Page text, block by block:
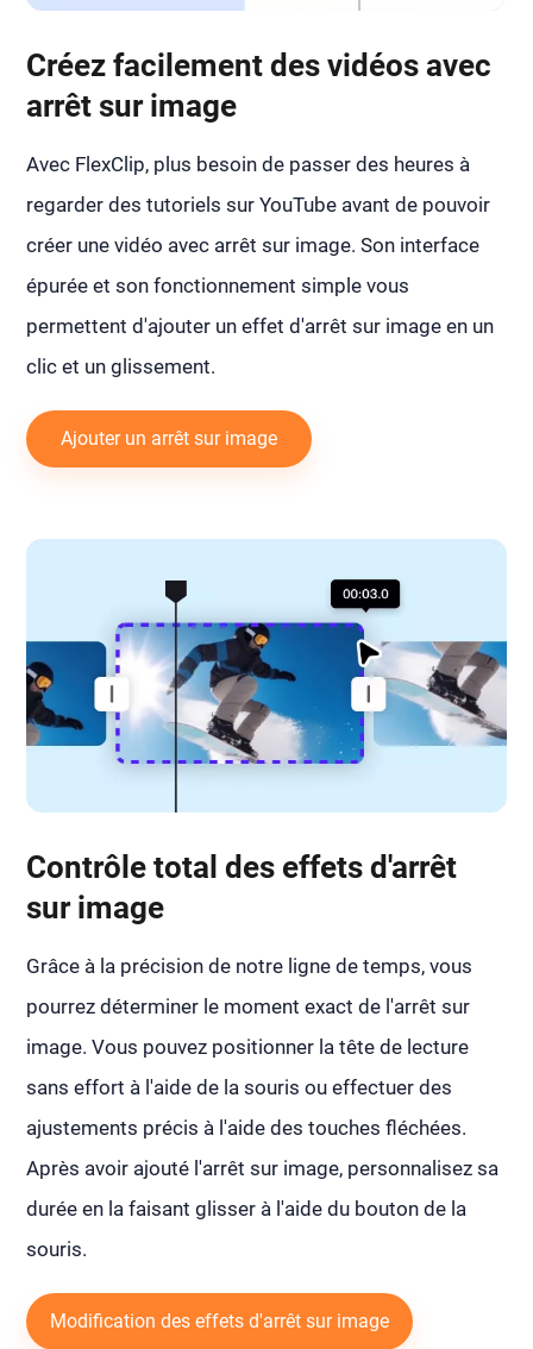
Créez facilement des vidéos avec
arrêt sur image
Avec FlexClip, plus besoin de passer des heures à
regarder des tutoriels sur YouTube avant de pouvoir
créer une vidéo avec arrêt sur image. Son interface
épurée et son fonctionnement simple vous
permettent d'ajouter un effet d'arrêt sur image en un
clic et un glissement.
Ajouter un arrêt sur image
Contrôle total des effets d'arrêt
sur image
Grâce à la précision de notre ligne de temps, vous
pourrez déterminer le moment exact de l'arrêt sur
image. Vous pouvez positionner la tête de lecture
sans effort à l'aide de la souris ou effectuer des
ajustements précis à l'aide des touches fléchées.
Après avoir ajouté l'arrêt sur image, personnalisez sa
durée en la faisant glisser à l'aide du bouton de la
souris.
Modification des effets d'arrêt sur image